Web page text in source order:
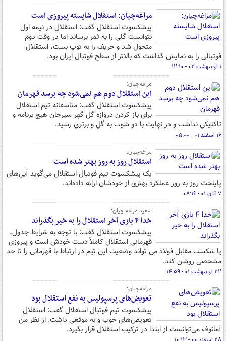
مراغه‌چیان: استقلال شایسته پیروزی است
پیشکسوت استقلال گفت: استقلال در نیمه اول
نتوانست گلی را به ثمر برساند اما در وقت دوم
متحول شد و حریف را به توپ بست، استقلال
فوتبالی را به نمایش گذاشت که بالاتر از سطح فوتبال ایران بود.
۱ اردیبهشت ۰۲ - ۱۲:۱۰
مراغه‌چیان:
این استقلال دوم هم نمی‌شود چه برسد قهرمان
پیشکسوت استقلال گفت: متاسفانه تیم استقلال
برای باز کردن دروازه گل گهر سیرجان هیچ برنامه و
تاکتیکی نداشت و در نهایت با دو شوت به گل و برتری رسید.
۱۶ اسفند ۰۱ - ۰۵:۰۰
مراغه‌چیان:
استقلال روز به روز بهتر شده است
یک پیشکسوت تیم فوتبال استقلال می‌گوید آبی‌های
پایتخت روز به روز عملکرد بهتری از خودشان ارائه داده‌اند.
۷ آبان ۰۱ - ۰۸:۱۶
سعید مراغه چیان:
خدا ۴ بازی آخر استقلال را به خیر بگذراند
پیشکسوت استقلال گفت: با توجه به شرایط جدول،
قهرمانی استقلال کاملاً دست خودش است و پیروزی
یا شکست مقابل فولاد می تواند وضعیت این تیم در ارتباط با قهرمانی را تا حد
مشخصی روشن کند.
۲۲ اردیبهشت ۰۱ - ۱۴:۵۹
مراغه‌چیان:
تعویض‌های پرسپولیس به نفع استقلال بود
پیشکسوت تیم فوتبال استقلال گفت: استقلال
تعویض‌های خوب و به موقعی داشت. از نظر من
آمانوف می‌توانست از ابتدا در ترکیب استقلال قرار بگیرد.